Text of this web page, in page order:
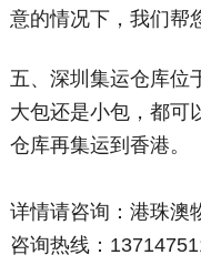
意的情况下，我们帮
五、深圳集运仓库位
大包还是小包，都可
仓库再集运到香港。
详情请咨询：港珠澳
咨询热线：